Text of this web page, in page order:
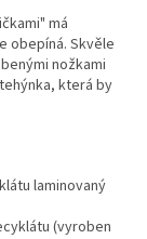
má
obepíná. Skvěle
nožkami
která by
laminovaný
(vyroben